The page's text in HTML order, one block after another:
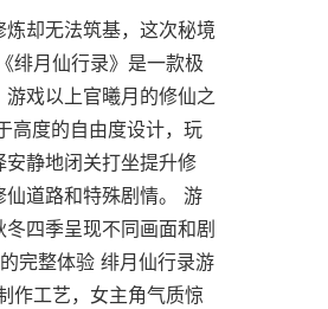
却无法筑基，这次秘境
绯月仙行录》是一款极
戏以上官曦月的修仙之
高度的自由度设计，玩
静地闭关打坐提升修
道路和特殊剧情。 游
四季呈现不同画面和剧
完整体验 绯月仙行录游
作工艺，女主角气质惊